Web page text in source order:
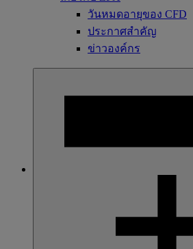
วันหมดอายุของ CFD
ประกาศสำคัญ
ข่าวองค์กร